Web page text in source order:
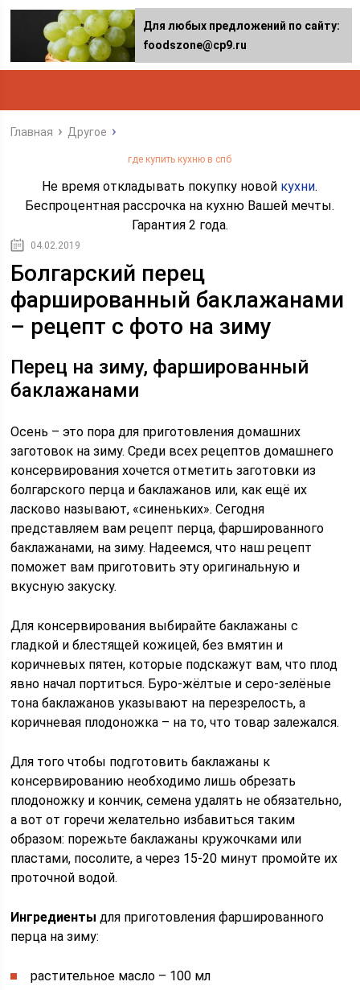
Главная Другое
где купить кухню в спб
Не время откладывать покупку новой кухни.
Беспроцентная рассрочка на кухню Вашей мечты.
Гарантия 2 года.
04.02.2019
Болгарский перец
фаршированный баклажанами
– рецепт с фото на зиму
Перец на зиму, фаршированный
баклажанами
Осень – это пора для приготовления домашних
заготовок на зиму. Среди всех рецептов домашнего
консервирования хочется отметить заготовки из
болгарского перца и баклажанов или, как ещё их
ласково называют, «синеньких». Сегодня
представляем вам рецепт перца, фаршированного
баклажанами, на зиму. Надеемся, что наш рецепт
поможет вам приготовить эту оригинальную и
вкусную закуску.
Для консервирования выбирайте баклажаны с
гладкой и блестящей кожицей, без вмятин и
коричневых пятен, которые подскажут вам, что плод
явно начал портиться. Буро-жёлтые и серо-зелёные
тона баклажанов указывают на перезрелость, а
коричневая плодоножка – на то, что товар залежался.
Для того чтобы подготовить баклажаны к
консервированию необходимо лишь обрезать
плодоножку и кончик, семена удалять не обязательно,
а вот от горечи желательно избавиться таким
образом: порежьте баклажаны кружочками или
пластами, посолите, а через 15-20 минут промойте их
проточной водой.
Ингредиентыдля приготовления фаршированного
перца на зиму:
растительное масло – 100 мл
Для любых предложений по сайту:
foodszone@cp9.ru